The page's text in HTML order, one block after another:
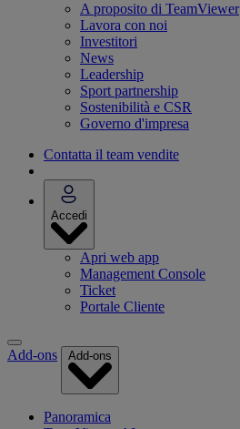
A proposito di TeamViewer
Lavora con noi
Investitori
News
Leadership
Sport partnership
Sostenibilità e CSR
Governo d'impresa
Contatta il team vendite
Accedi
Apri web app
Management Console
Ticket
Portale Cliente
Add-ons Add-ons
Panoramica